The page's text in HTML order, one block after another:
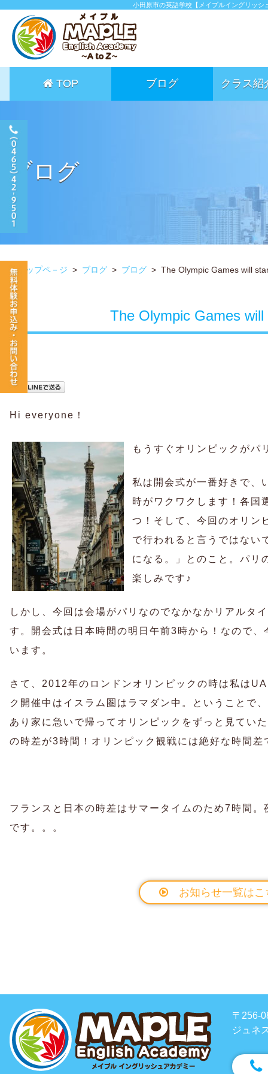
小田原市の英語学校【メイプルイングリッ
TOP ブログ クラス紹
ブログ
トップペ－ジ > ブログ > ブログ > The Olympic Games will
The Olympic Games
Hi everyone！
もうすぐオリンピックがパ
私は開会式が一番好きで、
時がワクワクします！各国
つ！そして、今回のオリン
で行われると言うではない
になる。」とのこと。パリ
楽しみです♪
しかし、今回は会場がパリなのでなかなかリアルタ
す。開会式は日本時間の明日午前3時から！なので
います。
さて、2012年のロンドンオリンピックの時は私は
ク開催中はイスラム圏はラマダン中。ということで
あり家に急いで帰ってオリンピックをずっと見てい
の時差が3時間！オリンピック観戦には絶好な時間差
フランスと日本の時差はサマータイムのため7時間
です。。。
お知らせ一覧はこ
〒256-
ジュネ